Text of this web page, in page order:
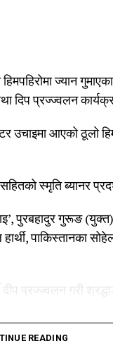
ज्यान
दिप प्रज्ज्वलन
आएको ठूलो
स्मृति ब्यानर
पुरबहादुर गुरूङ
पाकिस्तानका
प्रज्ज्वलन गरी
नेपाल क्लाइम्बिङ
र एभरेस्ट
READING